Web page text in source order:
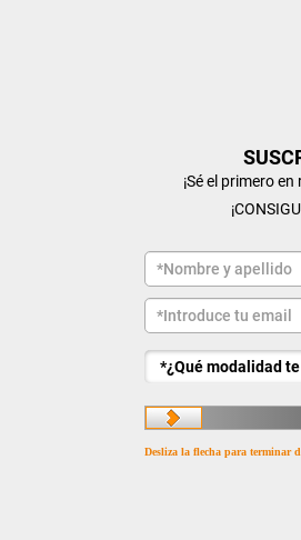
¡Sé el primero
Desliza la flecha para terminar